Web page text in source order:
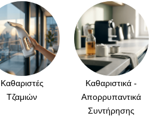
Καθαριστές
Τζαμιών
Καθαριστικά -
Απορρυπαντικά
Συντήρησης